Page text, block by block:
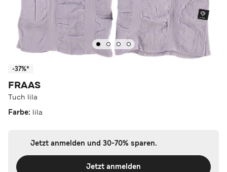
-37%*
FRAAS
Tuch lila
Farbe: lila
Jetzt anmelden und 30-70% sparen.
Jetzt anmelden